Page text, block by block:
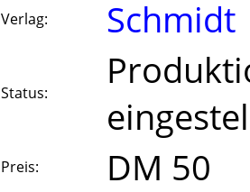
Verlag: Schmidt
Status:
Preis: DM 50